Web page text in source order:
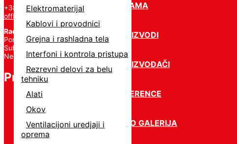
O NAMA
PROIZVODI
PROIZVOĐAČI
REFERENCE
FOTO GALERIJA
Elektromaterijal
Kablovi i provodnici
Grejna i rashladna tela
Interfoni i kontrola pristupa
Rezrevni delovi za belu
tehniku
Alati
Okov
Ventilacijoni uredjaji i
oprema
+381 34 331 824
office@miroco.rs
Radno vreme
Pon – Petak | 8:00 – 20:00,
Subota | 8:00 – 15:00,
Nedelja – Ne radimo
Proizvodi